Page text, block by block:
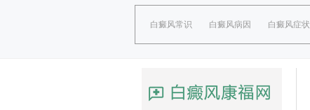
白癜风常识 白癜风病因 白癜风症状